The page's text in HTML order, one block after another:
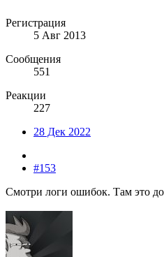
Регистрация
5 Авг 2013
Сообщения
551
Реакции
227
28 Дек 2022
#153
Смотри логи ошибок. Там это